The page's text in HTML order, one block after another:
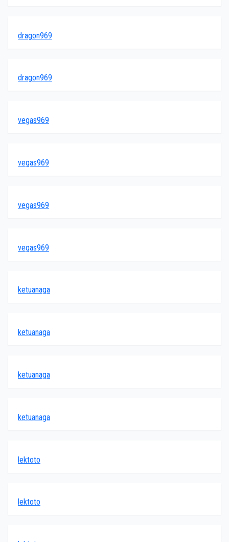
dragon969
dragon969
vegas969
vegas969
vegas969
vegas969
ketuanaga
ketuanaga
ketuanaga
ketuanaga
lektoto
lektoto